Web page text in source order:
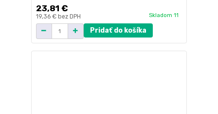
23,81 €
19,36 € bez DPH Skladom 11
Pridať do košíka